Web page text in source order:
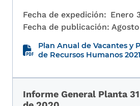
Fecha de expedición: Enero
Fecha de publicación:
Plan Anual de Vacantes y
de Recursos Humanos 2021
Informe General Planta